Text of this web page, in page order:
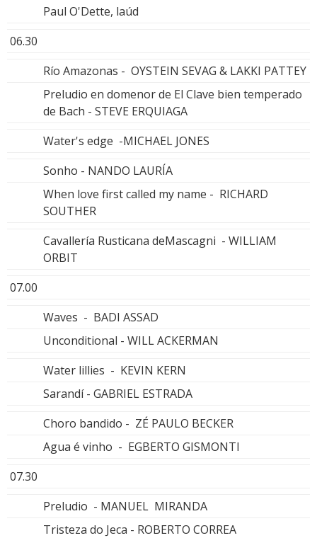
Paul O'Dette, laúd
06.30
Río Amazonas - OYSTEIN SEVAG & LAKKI PATTEY
Preludio en domenor de El Clave bien temperado
de Bach - STEVE ERQUIAGA
Water's edge -MICHAEL JONES
Sonho - NANDO LAURÍA
When love first called my name - RICHARD
SOUTHER
Cavallería Rusticana deMascagni - WILLIAM
ORBIT
07.00
Waves - BADI ASSAD
Unconditional - WILL ACKERMAN
Water lillies - KEVIN KERN
Sarandí - GABRIEL ESTRADA
Choro bandido - ZÉ PAULO BECKER
Agua é vinho - EGBERTO GISMONTI
07.30
Preludio - MANUEL MIRANDA
Tristeza do Jeca - ROBERTO CORREA